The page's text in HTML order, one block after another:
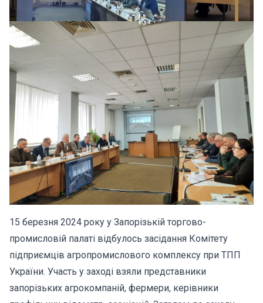
15 березня 2024 року у Запорізькій торгово-
промисловій палаті відбулось засідання Комітету
підприємців агропромислового комплексу при ТПП
України. Участь у заході взяли представники
запорізьких агрокомпаній, фермери, керівники